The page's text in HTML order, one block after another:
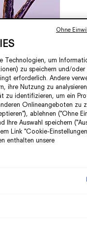
Technologien, um
zu speichern und/oder
erforderlich. Andere
ihre Nutzung zu
zu identifizieren, um ein
Onlineangeboten zu
ablehnen ("Ohne
Ihre Auswahl speichern
Link "Cookie-
enthalten unsere
Ohne